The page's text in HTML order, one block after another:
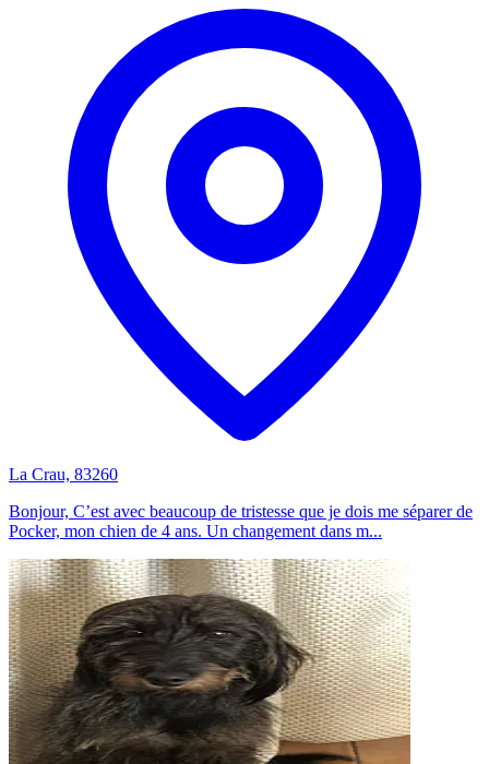
La Crau, 83260
Bonjour, C’est avec beaucoup de tristesse que je dois me séparer de
Pocker, mon chien de 4 ans. Un changement dans m...